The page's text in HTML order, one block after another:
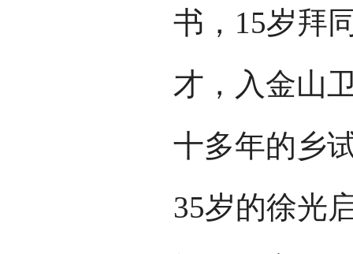
书，15岁拜
才，入金山
十多年的乡
35岁的徐光